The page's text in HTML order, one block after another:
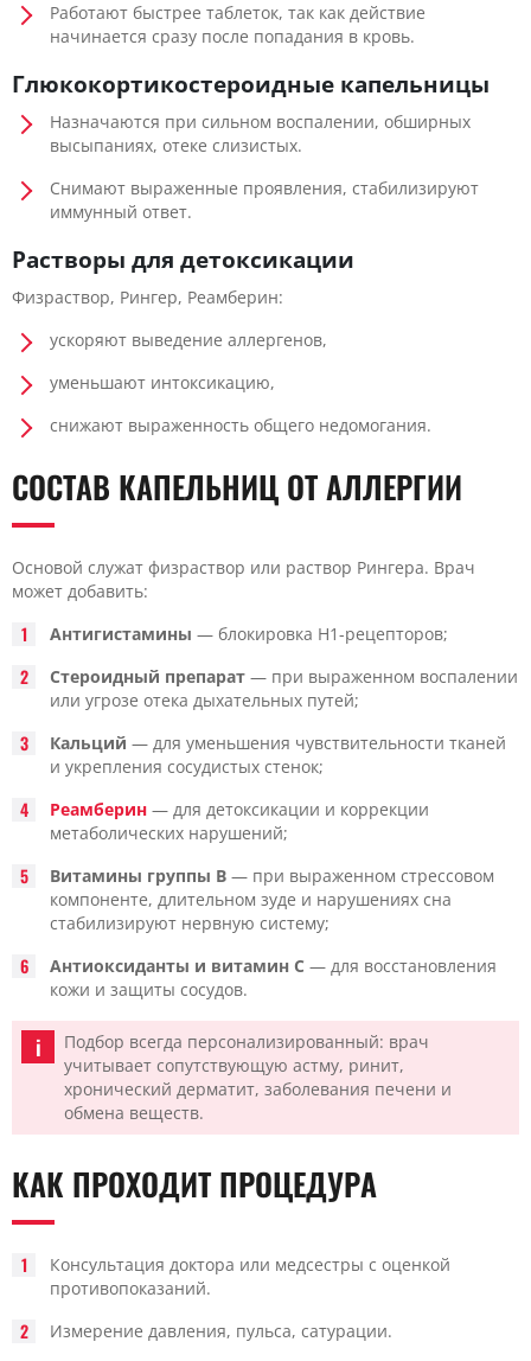
Работают быстрее таблеток, так как действие
начинается сразу после попадания в кровь.
Глюкокортикостероидные капельницы
Назначаются при сильном воспалении, обширных
высыпаниях, отеке слизистых.
Снимают выраженные проявления, стабилизируют
иммунный ответ.
Растворы для детоксикации
Физраствор, Рингер, Реамберин:
ускоряют выведение аллергенов,
уменьшают интоксикацию,
снижают выраженность общего недомогания.
СОСТАВ КАПЕЛЬНИЦ ОТ АЛЛЕРГИИ
Основой служат физраствор или раствор Рингера. Врач
может добавить:
Антигистамины — блокировка H1-рецепторов;
Стероидный препарат — при выраженном воспалении
или угрозе отека дыхательных путей;
Кальций — для уменьшения чувствительности тканей
и укрепления сосудистых стенок;
Реамберин — для детоксикации и коррекции
метаболических нарушений;
Витамины группы B — при выраженном стрессовом
компоненте, длительном зуде и нарушениях сна
стабилизируют нервную систему;
Антиоксиданты и витамин C — для восстановления
кожи и защиты сосудов.
Подбор всегда персонализированный: врач
учитывает сопутствующую астму, ринит,
хронический дерматит, заболевания печени и
обмена веществ.
КАК ПРОХОДИТ ПРОЦЕДУРА
Консультация доктора или медсестры с оценкой
противопоказаний.
Измерение давления, пульса, сатурации.